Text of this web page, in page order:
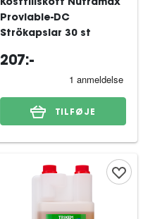
Kosttillskott Nutramax
Proviable-DC
Strökapslar 30 st
207:-
TILFØJE